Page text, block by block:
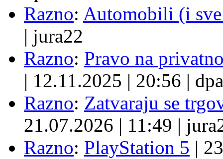
Razno: Automobili (i
| jura22
Razno: Pravo na
| 12.11.2025 | 20:56 |
Razno: Zatvaraju se
21.07.2026 | 11:49 |
Razno: PlayStation 5 |